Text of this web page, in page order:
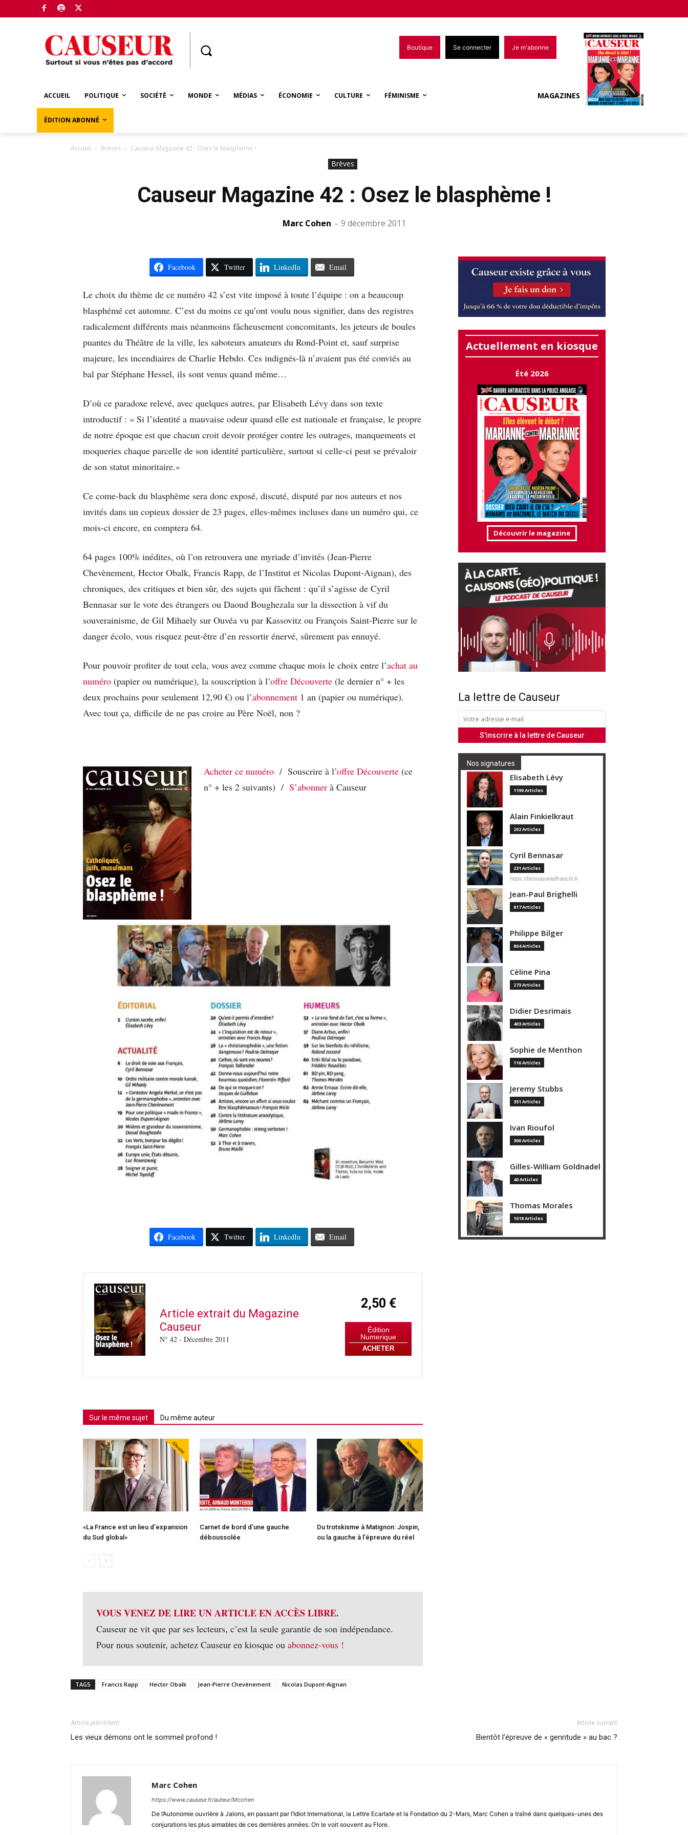
Boutique Se connecter Je m'abonne
ACCUEIL POLITIQUE SOCIÉTÉ MONDE MÉDIAS ÉCONOMIE CULTURE FÉMINISME
ÉDITION ABONNÉ
MAGAZINES
Accueil Brèves Causeur Magazine 42 : Osez le blasphème !
Brèves
Causeur Magazine 42 : Osez le blasphème !
Marc Cohen - 9 décembre 2011
Facebook Twitter LinkedIn Email
Le choix du thème de ce numéro 42 s’est vite imposé à toute l’équipe : on a beaucoup
blasphémé cet automne. C’est du moins ce qu’ont voulu nous signifier, dans des registres
radicalement différents mais néanmoins fâcheusement concomitants, les jeteurs de boules
puantes du Théâtre de la ville, les saboteurs amateurs du Rond-Point et, sauf surprise
majeure, les incendiaires de Charlie Hebdo. Ces indignés-là n’avaient pas été conviés au
bal par Stéphane Hessel, ils sont venus quand même…
D’où ce paradoxe relevé, avec quelques autres, par Elisabeth Lévy dans son texte
introductif : « Si l’identité a mauvaise odeur quand elle est nationale et française, le propre
de notre époque est que chacun croit devoir protéger contre les outrages, manquements et
moqueries chaque parcelle de son identité particulière, surtout si celle-ci peut se prévaloir
de son statut minoritaire.»
Ce come-back du blasphème sera donc exposé, discuté, disputé par nos auteurs et nos
invités dans un copieux dossier de 23 pages, elles-mêmes incluses dans un numéro qui, ce
mois-ci encore, en comptera 64.
64 pages 100% inédites, où l’on retrouvera une myriade d’invités (Jean-Pierre
Chevènement, Hector Obalk, Francis Rapp, de l’Institut et Nicolas Dupont-Aignan), des
chroniques, des critiques et bien sûr, des sujets qui fâchent : qu’il s’agisse de Cyril
Bennasar sur le vote des étrangers ou Daoud Boughezala sur la dissection à vif du
souverainisme, de Gil Mihaely sur Ouvéa vu par Kassovitz ou François Saint-Pierre sur le
danger écolo, vous risquez peut-être d’en ressortir énervé, sûrement pas ennuyé.
Pour pouvoir profiter de tout cela, vous avez comme chaque mois le choix entre l’achat au
numéro (papier ou numérique), la souscription à l’offre Découverte (le dernier n° + les
deux prochains pour seulement 12,90 €) ou l’abonnement 1 an (papier ou numérique).
Avec tout ça, difficile de ne pas croire au Père Noël, non ?
Acheter ce numéro / Souscrire à l’offre Découverte (ce
n° + les 2 suivants) / S’abonner à Causeur
Facebook Twitter LinkedIn Email
Article extrait du Magazine
Causeur
N° 42 - Décembre 2011
2,50 €
Édition
Numerique
ACHETER
Sur le même sujet Du même auteur
Abonné
«La France est un lieu d’expansion
du Sud global»
Carnet de bord d’une gauche
déboussolée
Abonné
Du trotskisme à Matignon: Jospin,
ou la gauche à l’épreuve du réel
VOUS VENEZ DE LIRE UN ARTICLE EN ACCÈS LIBRE.
Causeur ne vit que par ses lecteurs, c’est la seule garantie de son indépendance.
Pour nous soutenir, achetez Causeur en kiosque ou abonnez-vous !
Actuellement en kiosque
Été 2026
Découvrir le magazine
La lettre de Causeur
Nos signatures
Elisabeth Lévy
1190 Articles
Alain Finkielkraut
202 Articles
Cyril Bennasar
231 Articles
https://bennasarlaffranchi.fr
Jean-Paul Brighelli
817 Articles
Philippe Bilger
804 Articles
Céline Pina
273 Articles
Didier Desrimais
403 Articles
Sophie de Menthon
116 Articles
Jeremy Stubbs
351 Articles
Ivan Rioufol
300 Articles
Gilles-William Goldnadel
40 Articles
Thomas Morales
1018 Articles
TAGS Francis Rapp Hector Obalk Jean-Pierre Chevènement Nicolas Dupont-Aignan
Article précédent
Les vieux démons ont le sommeil profond !
Article suivant
Bientôt l’épreuve de « genritude » au bac ?
Marc Cohen
https://www.causeur.fr/auteur/Mcohen
De l’Autonomie ouvrière à Jalons, en passant par l’Idiot International, la Lettre Ecarlate et la Fondation du 2-Mars, Marc Cohen a traîné dans quelques-unes des
conjurations les plus aimables de ces dernières années. On le voit souvent au Flore.